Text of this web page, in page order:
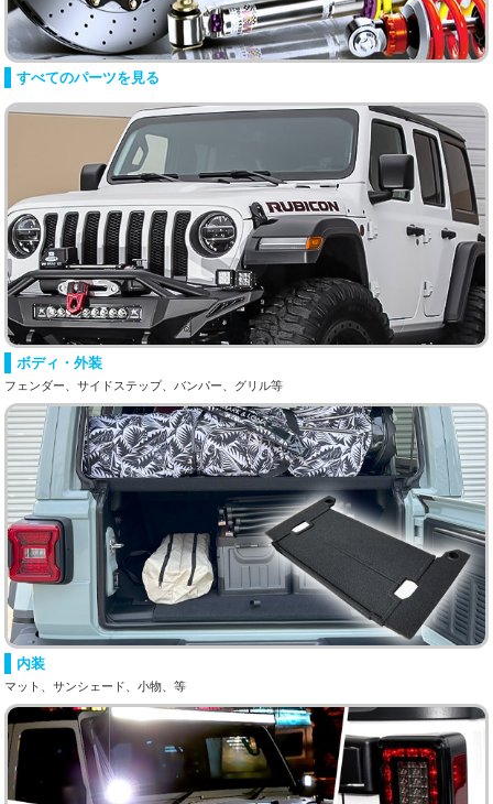
すべてのパーツを見る
ボディ・外装
フェンダー、サイドステップ、バンパー、グリル等
内装
マット、サンシェード、小物、等